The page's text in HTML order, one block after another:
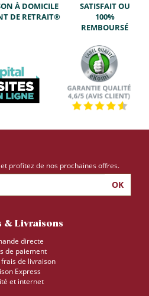
À DOMICILE
DE RETRAIT®
SATISFAIT OU
100%
REMBOURSÉ
profitez de nos prochaines offres.
OK
& Livraisons
directe
de paiement
de livraison
Express
et internet